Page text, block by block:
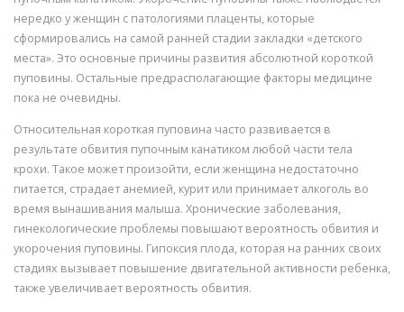
нередко у женщин с патологиями плаценты, которые
сформировались на самой ранней стадии закладки «детского
места». Это основные причины развития абсолютной короткой
пуповины. Остальные предрасполагающие факторы медицине
пока не очевидны.
Относительная короткая пуповина часто развивается в
результате обвития пупочным канатиком любой части тела
крохи. Такое может произойти, если женщина недостаточно
питается, страдает анемией, курит или принимает алкоголь во
время вынашивания малыша. Хронические заболевания,
гинекологические проблемы повышают вероятность обвития и
укорочения пуповины. Гипоксия плода, которая на ранних своих
стадиях вызывает повышение двигательной активности ребенка,
также увеличивает вероятность обвития.